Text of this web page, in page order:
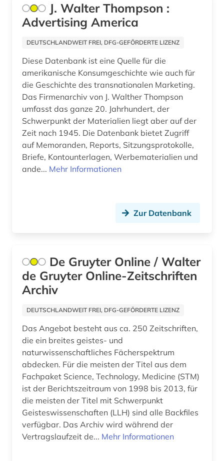
altgermanistik (2)
althochdeutsch (1)
altkanaanäisch (1)
altlastensanierung (1)
altlastsanierung (3)
altnordisch (2)
altokzitanisch (1)
altorientalistik (1)
aluminiumlegierung (3)
american indian movement (1)
amerika (31)
amerika + schwarze (1)
amerika unabhängigkeitskrieg (1)
amerikanische geschichte (1)
amerikanische literatur (2)
amerikanische sprachen (1)
J. Walter Thompson :
Advertising America
DEUTSCHLANDWEIT FREI, DFG-GEFÖRDERTE LIZENZ
Diese Datenbank ist eine Quelle für die
amerikanische Konsumgeschichte wie auch für
die Geschichte des transnationalen Marketing.
Das Firmenarchiv von J. Walther Thompson
umfasst das ganze 20. Jahrhundert, der
Schwerpunkt der Materialien liegt aber auf der
Zeit nach 1945. Die Datenbank bietet Zugriff
auf Memoranden, Reports, Sitzungsprotokolle,
Briefe, Kontounterlagen, Werbematerialien und
ande... Mehr Informationen
Zur Datenbank
De Gruyter Online / Walter
de Gruyter Online-Zeitschriften
Archiv
DEUTSCHLANDWEIT FREI, DFG-GEFÖRDERTE LIZENZ
Das Angebot besteht aus ca. 250 Zeitschriften,
die ein breites geistes- und
naturwissenschaftliches Fächerspektrum
abdecken. Für die meisten der Titel aus dem
Fachpaket Science, Technology, Medicine (STM)
ist der Berichtszeitraum von 1998 bis 2013, für
die meisten der Titel mit Schwerpunkt
Geisteswissenschaften (LLH) sind alle Backfiles
verfügbar. Das Archiv wird während der
Vertragslaufzeit de... Mehr Informationen